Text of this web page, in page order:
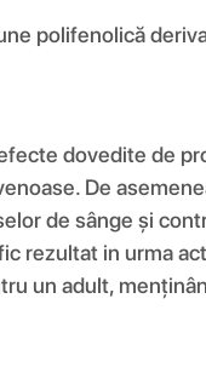
polifenolică
dovedite de
De
de sânge și
rezultat in urma
un adult,